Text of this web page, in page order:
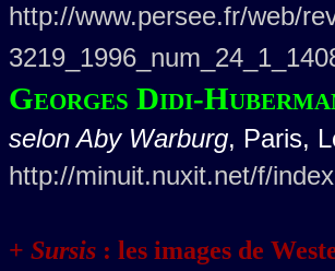
http://www.persee.fr/web/
Georges Didi-
selon Aby Warburg, Paris,
http://minuit.nuxit.net/f/
+ Sursis : les images de